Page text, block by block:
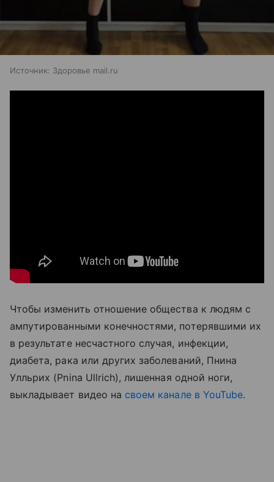
Источник: Здоровье mail.ru
Чтобы изменить отношение общества к людям с
ампутированными конечностями, потерявшими их
в результате несчастного случая, инфекции,
диабета, рака или других заболеваний, Пнина
Улльрих (Pnina Ullrich), лишенная одной ноги,
выкладывает видео на своем канале в YouTube.